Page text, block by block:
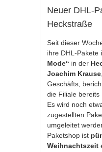
Neuer DHL-
Heckstraße
Seit dieser
ihre DHL-Pakete
Mode“ in der
Joachim Krause
Geschäfts,
die Filiale bereits
Es wird noch
zugestellten
umgeleitet
Paketshop ist
Weihnachtszeit